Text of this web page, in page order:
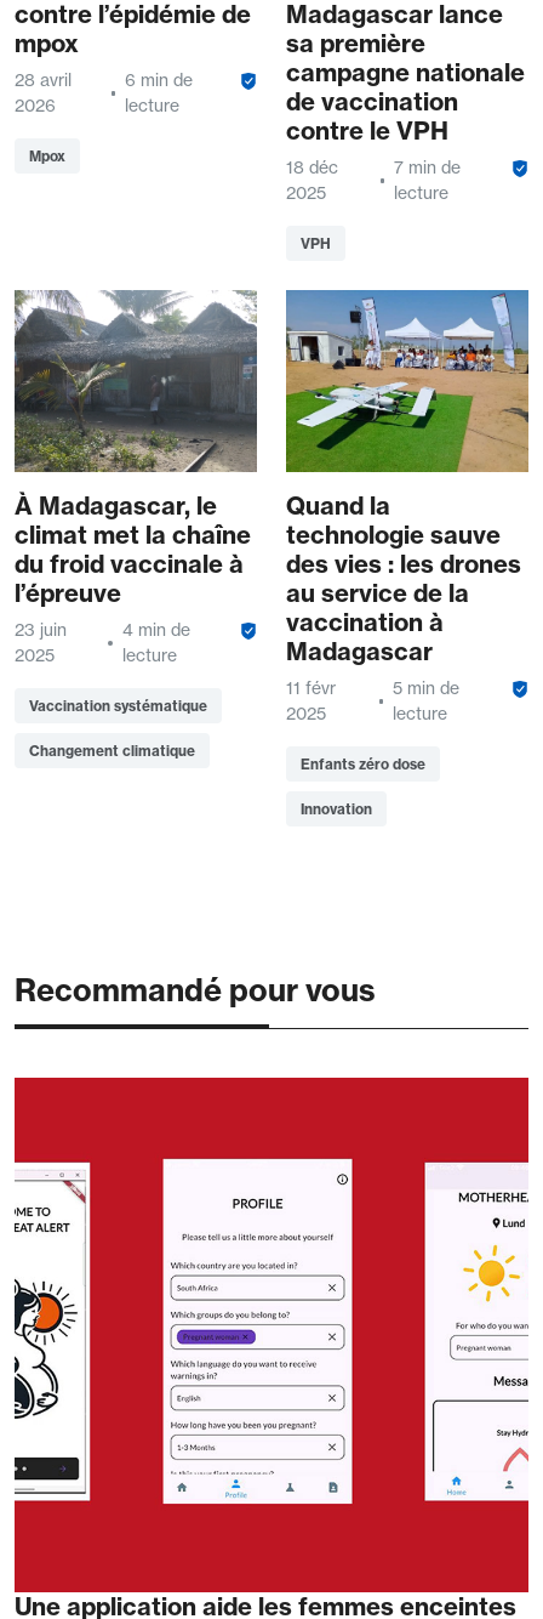
contre l’épidémie de
mpox
28 avril
2026
6 min de
lecture
Mpox
Madagascar lance
sa première
campagne nationale
de vaccination
contre le VPH
18 déc
2025
7 min de
lecture
VPH
À Madagascar, le
climat met la chaîne
du froid vaccinale à
l’épreuve
23 juin
2025
4 min de
lecture
Vaccination systématique
Changement climatique
Quand la
technologie sauve
des vies : les drones
au service de la
vaccination à
Madagascar
11 févr
2025
5 min de
lecture
Enfants zéro dose
Innovation
Recommandé pour vous
Une application aide les femmes enceintes